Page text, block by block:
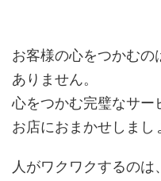
お客様の心をつかむの
ありません。
心をつかむ完璧なサー
お店におまかせしまし
人がワクワクするの